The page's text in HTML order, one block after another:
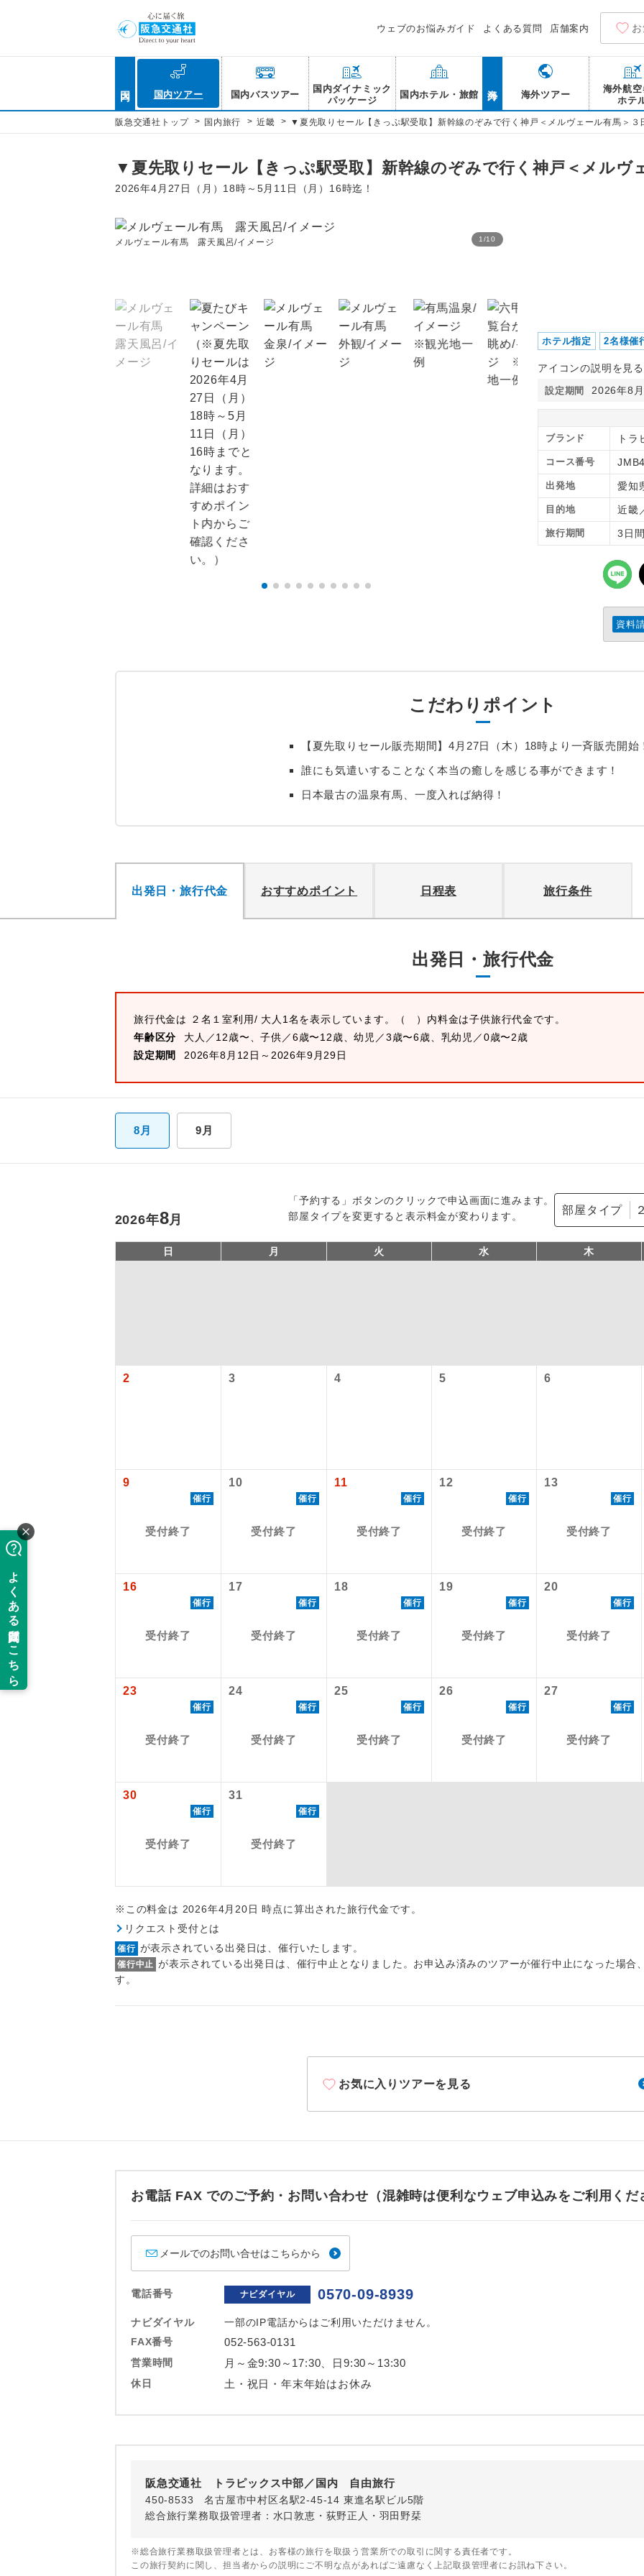
ウェブのお悩みガイド よくある質問 店舗案内
国内ツアー 国内バスツアー
国内ダイナミック
パッケージ
国内ホテル・旅館 海外ツアー
海外航
ホテ
阪急交通社トップ > 国内旅行 > 近畿 > ▼夏先取りセール【きっぷ駅受取】新幹線のぞみで行く神戸＜メルヴェール有馬＞３
▼夏先取りセール【きっぷ駅受取】新幹線のぞみで行く神戸＜メルヴ
2026年4月27日（月）18時～5月11日（月）16時迄！
1 /10
メルヴェール有馬 露天風呂/イメージ
ホテル指定 2名様催
アイコンの説明を見
設定期間 2026年8
ブランド トラ
コース番号
出発地 愛知
目的地 近畿
旅行期間 3日
資料
こだわりポイント
【夏先取りセール販売期間】4月27日（木）18時より一斉販売開始
誰にも気遣いすることなく本当の癒しを感じる事ができます！
日本最古の温泉有馬、一度入れば納得！
出発日・旅行代金 おすすめポイント 日程表 旅行条件
出発日・旅行代金
旅行代金は ２名１室利用/ 大人1名を表示しています。
（ ）内料金は子供旅行代金です。
年齢区分
大人／12歳〜、子供／6歳〜12歳、幼児／3歳〜6歳、乳幼児／0歳〜2歳
設定期間
2026年8月12日～2026年9月29日
8月 9月
「予約する」ボタンのクリックで申込画面に進みます。
部屋タイプを変更すると表示料金が変わります。
部屋タイプ
2026年8月
日 月 火 水 木
2 3 4 5 6
9
催行
受付終了
10
催行
受付終了
11
催行
受付終了
12
催行
受付終了
13
催行
受付終了
16
催行
受付終了
17
催行
受付終了
18
催行
受付終了
19
催行
受付終了
20
催行
受付終了
23
催行
受付終了
24
催行
受付終了
25
催行
受付終了
26
催行
受付終了
27
催行
受付終了
30
催行
受付終了
31
催行
受付終了
※この料金は 2026年4月20日 時点に算出された旅行代金です。
リクエスト受付とは
催行 が表示されている出発日は、催行いたします。
催行中止 が表示されている出発日は、催行中止となりました。お申込み済みのツアーが催行中止になった場合
す。
お気に入りツアーを見る
お電話 FAX でのご予約・お問い合わせ（混雑時は便利なウェブ申込みをご利用くだ
メールでのお問い合せはこちらから
電話番号 ナビダイヤル 0570-09-8939
ナビダイヤル
一部のIP電話からはご利用いただけません。
FAX番号
052-563-0131
営業時間 月～金9:30～17:30、日9:30～13:30
休日 土・祝日・年末年始はお休み
阪急交通社 トラピックス中部／国内 自由旅行
450-8533 名古屋市中村区名駅2-45-14 東進名駅ビル5階
総合旅行業務取扱管理者：水口敦恵・荻野正人・羽田野栞
※総合旅行業務取扱管理者とは、お客様の旅行を取扱う営業所での取引に関する責任者です。
この旅行契約に関し、担当者からの説明にご不明な点があればご遠慮なく上記取扱管理者にお訊ね下さい。
アイコン 説明
往路出発空港（駅）から復路到着空港（駅）ま
バスガイド乗務 バスガイドが乗務し、車内での観光案内があり
初登場のコースです。
世界遺産
スです。
絶景スポットに立ち寄るコースです。
露天風呂 ご宿泊ホテルに露天風呂が付いています。
大浴場
トラベルイヤホン
1名様1室同代金 1名様1室利用でも追加料金がかからないコース
ご夫婦限定 ご夫婦限定でご参加いただけるコースです。
航空会社指定
おひとり様バス2席利用 おひとり様でバス席を2席利⽤できます。